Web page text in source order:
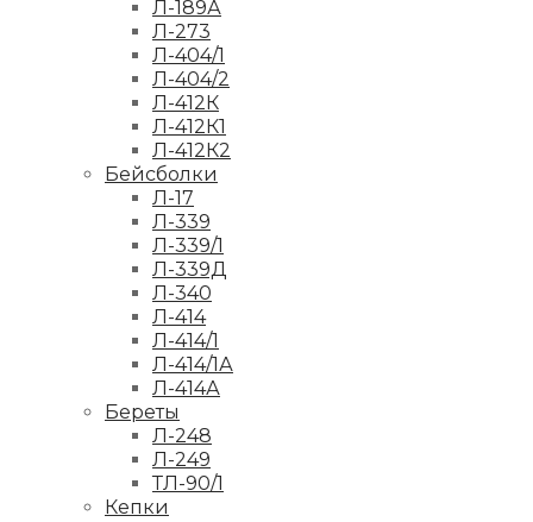
Л-189А
Л-273
Л-404/1
Л-404/2
Л-412К
Л-412К1
Л-412К2
Бейсболки
Л-17
Л-339
Л-339/1
Л-339Д
Л-340
Л-414
Л-414/1
Л-414/1А
Л-414А
Береты
Л-248
Л-249
ТЛ-90/1
Кепки